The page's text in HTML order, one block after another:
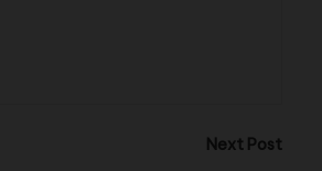
Next Post